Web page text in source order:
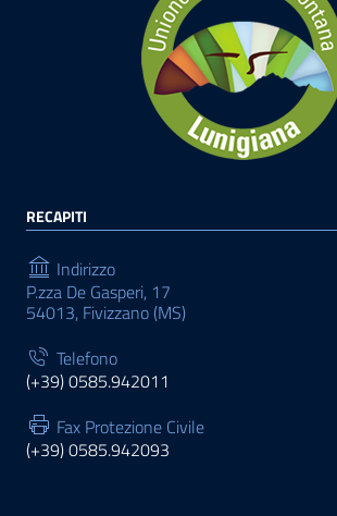
RECAPITI
Indirizzo
P.zza De Gasperi, 17
54013, Fivizzano (MS)
Telefono
(+39) 0585.942011
Fax Protezione Civile
(+39) 0585.942093